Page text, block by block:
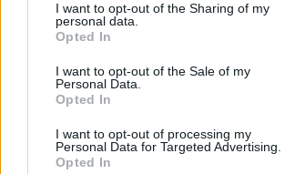
not limited to your visit or usage behaviour.
grant or deny consent to Google and its
use your data for below specified purposes
consent section.
I want to opt-out of the Sharing of my
personal data.
Opted In
I want to opt-out of the Sale of my
Personal Data.
Opted In
I want to opt-out of processing my
Personal Data for Targeted Advertising.
Opted In